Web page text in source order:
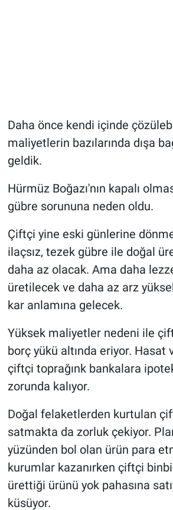
Daha önce kendi içinde
maliyetlerin bazılarında dışa
geldik.
Hürmüz Boğazı'nın kapalı
gübre sorununa neden oldu.
Çiftçi yine eski günlerine
ilaçsız, tezek gübre ile doğal
daha az olacak. Ama daha
üretilecek ve daha az arz
kar anlamına gelecek.
Yüksek maliyetler nedeni ile
borç yükü altında eriyor. Hasat
çiftçi toprağınk bankalara
zorunda kalıyor.
Doğal felaketlerden kurtulan
satmakta da zorluk çekiyor.
yüzünden bol olan ürün para
kurumlar kazanırken çiftçi
ürettiği ürünü yok pahasına
küsüyor.